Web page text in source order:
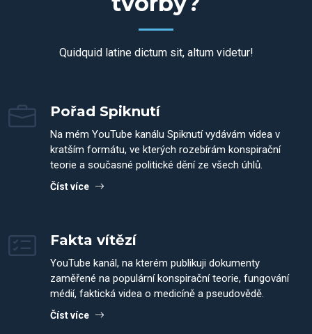
Quidquid latine dictum sit, altum videtur!
Pořad Spiknutí
Na mém YouTube kanálu Spiknutí vydávám videa v
kratším formátu, ve kterých rozebírám konspirační
teorie a současné politické dění ze všech úhlů.
Číst více
Fakta vítězí
YouTube kanál, na kterém publikuji dokumenty
zaměřené na populární konspirační teorie, fungování
médií, faktická videa o medicíně a pseudovědě.
Číst více